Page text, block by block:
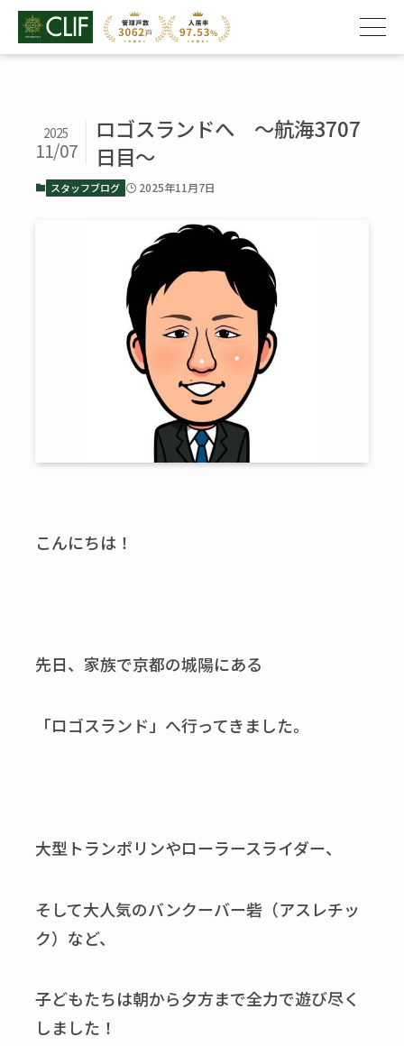
ロゴスランドへ ～航海3707
日目～
2025
11/07
スタッフブログ 2025年11月7日
こんにちは！
先日、家族で京都の城陽にある
「ロゴスランド」へ行ってきました。
大型トランポリンやローラースライダー、
そして大人気のバンクーバー砦（アスレチッ
ク）など、
子どもたちは朝から夕方まで全力で遊び尽く
しました！